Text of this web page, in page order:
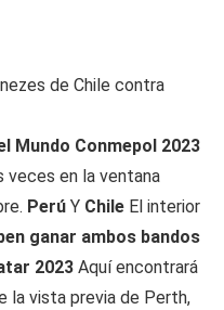
de Chile contra
Mundo Conmepol 2023
veces en la ventana
Perú Y Chile El interior
ganar ambos bandos
2023 Aquí encontrará
la vista previa de Perth,